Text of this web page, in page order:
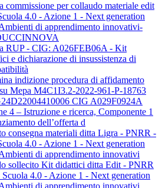
commissione per collaudo materiale edit
4.0 - Azione 1 - Next generation
di apprendimento innovativi-
RUP - CIG: A026FEB06A - Kit
e dichiarazione di insussistenza di
indizione procedura di affidamento
Mepa M4C1I3.2-2022-961-P-18763
CIG A029F0924A
4 – Istruzione e ricerca, Componente 1
dell’offerta d
consegna materiali ditta Ligra - PNRR -
4.0 - Azione 1 - Next generation
di apprendimento innovativi
sollecito Kit didattici ditta Edit - PNRR
Scuola 4.0 - Azione 1 - Next generation